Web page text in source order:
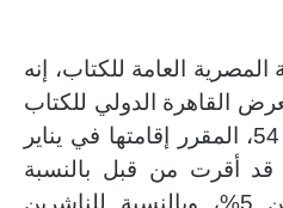
العامة للكتاب، إنه
القاهرة الدولي للكتاب
الذي يقام تحت رعاية الرئيس عبد الفتاح السيسي، في دورته الـ 54، المقرر إقامتها في يناير
قد أقرت من قبل بالنسبة
للناشرين العرب المشاركين في المعرض، لتكون 2% بدلًا من 5%، وبالنسبة للناشرين